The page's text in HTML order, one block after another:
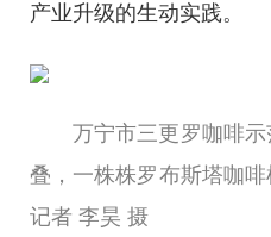
产业升级的生动实践。
万宁市三更罗咖啡
叠，一株株罗布斯塔咖啡
记者 李昊 摄